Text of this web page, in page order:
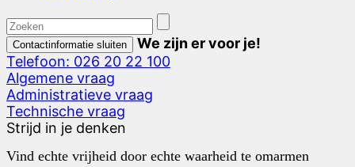
Contactinformatie sluiten
We zijn er voor je!
Telefoon: 026 20 22 100
Algemene vraag
Administratieve vraag
Technische vraag
Strijd in je denken
Vind echte vrijheid door echte waarheid te omarmen